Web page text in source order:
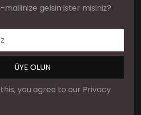
mailinize gelsin ister misiniz?
you agree to our Privacy